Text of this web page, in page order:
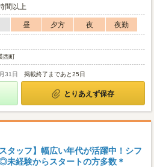
間以上
昼 夕方 夜
夜勤
西町
31日 掲載終了まであと25日
とりあえず保存
スタッフ】幅広い年代が活躍中！シフ
未経験からスタートの方多数＊